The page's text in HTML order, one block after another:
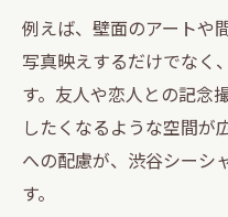
プライベート
シャ
渋谷駅周辺の
SNSで話題の
例えば、壁面のアートや
写真映えするだけでなく
す。友人や恋人との記念
したくなるような空間が
への配慮が、渋谷シーシ
す。